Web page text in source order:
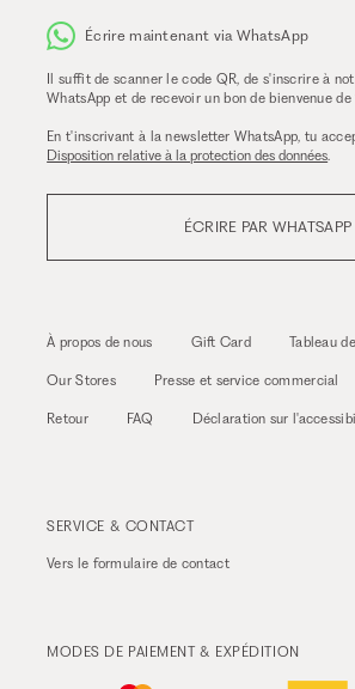
Écrire maintenant via WhatsApp
Il suffit de scanner le code QR, de s'inscrire à
WhatsApp et de recevoir un bon de bienvenue de
En t'inscrivant à la newsletter WhatsApp, tu
Disposition relative à la protection des données
ÉCRIRE PAR WHATSAPP
À propos de nous Gift Card Tableau
Our Stores Presse et service commercial
Retour FAQ Déclaration sur
SERVICE & CONTACT
Vers le formulaire de contact
MODES DE PAIEMENT & EXPÉDITION